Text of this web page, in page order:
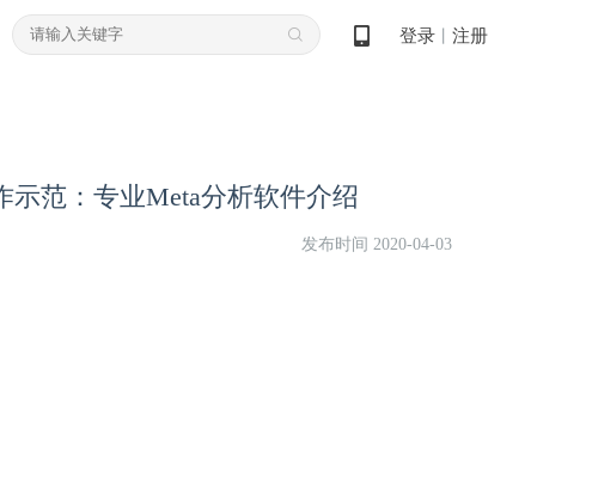
登录 注册
示范：专业Meta分析软件介绍
发布时间 2020-04-03